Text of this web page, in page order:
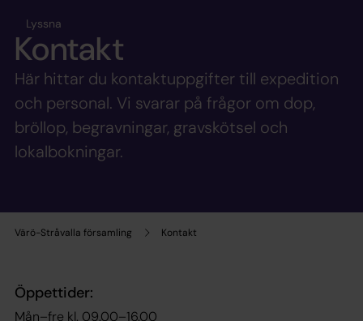
Värö-Stråvalla församling Kontakt
Lyssna
Kontakt
Här hittar du kontaktuppgifter till expedition
och personal. Vi svarar på frågor om dop,
bröllop, begravningar, gravskötsel och
lokalbokningar.
Öppettider:
Mån–fre kl. 09.00–16.00